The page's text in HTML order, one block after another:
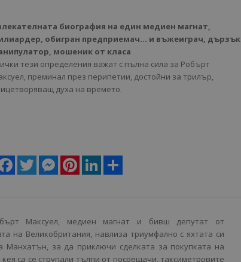
биография на един медиен магнат,
обигран предприемач... и въжеиграч, дързък
мошеник от класа
тези определения важат с пълна сила за Робърт
преминал през перипетии, достойни за трилър,
духа на времето.
Facebook
Twitter MessengerPinterestLinkedIn
Максуел, медиен магнат и бивш депутат от
на Великобритания, навлиза триумфално с яхтата си
Манхатън, за да приключи сделката за покупката на
са се струпали тълпи от посрещачи, таксиметровите